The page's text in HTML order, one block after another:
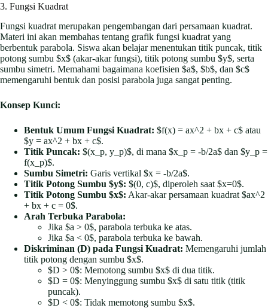
3. Fungsi Kuadrat
Fungsi kuadrat merupakan pengembangan dari persamaan kuadrat.
Materi ini akan membahas tentang grafik fungsi kuadrat yang
berbentuk parabola. Siswa akan belajar menentukan titik puncak, titik
potong sumbu $x$ (akar-akar fungsi), titik potong sumbu $y$, serta
sumbu simetri. Memahami bagaimana koefisien $a$, $b$, dan $c$
memengaruhi bentuk dan posisi parabola juga sangat penting.
Konsep Kunci:
Bentuk Umum Fungsi Kuadrat: $f(x) = ax^2 + bx + c$ atau
$y = ax^2 + bx + c$.
Titik Puncak: $(x_p, y_p)$, di mana $x_p = -b/2a$ dan $y_p =
f(x_p)$.
Sumbu Simetri: Garis vertikal $x = -b/2a$.
Titik Potong Sumbu $y$: $(0, c)$, diperoleh saat $x=0$.
Titik Potong Sumbu $x$: Akar-akar persamaan kuadrat $ax^2
+ bx + c = 0$.
Arah Terbuka Parabola:
Jika $a > 0$, parabola terbuka ke atas.
Jika $a < 0$, parabola terbuka ke bawah.
Diskriminan (D) pada Fungsi Kuadrat: Memengaruhi jumlah
titik potong dengan sumbu $x$.
$D > 0$: Memotong sumbu $x$ di dua titik.
$D = 0$: Menyinggung sumbu $x$ di satu titik (titik
puncak).
$D < 0$: Tidak memotong sumbu $x$.